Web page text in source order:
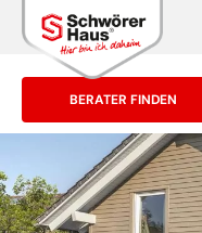
BERATER FINDEN